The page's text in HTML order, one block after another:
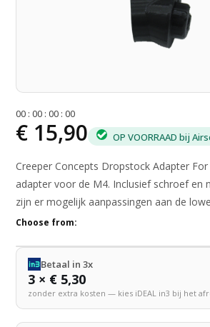
00 :00 :00 :00
€ 15,90 OP VOORRAAD bij
Creeper Concepts Dropstock Adapter
adapter voor de M4. Inclusief schroef en
zijn er mogelijk aanpassingen aan de
Choose from:
Betaal in 3x
3 × € 5,30
zonder extra kosten — kies iDEAL in3 bij het